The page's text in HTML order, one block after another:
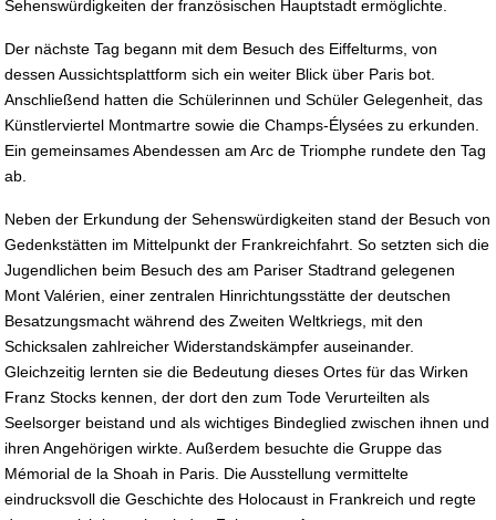
Sehenswürdigkeiten der französischen Hauptstadt ermöglichte.
Der nächste Tag begann mit dem Besuch des Eiffelturms, von
dessen Aussichtsplattform sich ein weiter Blick über Paris bot.
Anschließend hatten die Schülerinnen und Schüler Gelegenheit, das
Künstlerviertel Montmartre sowie die Champs-Élysées zu erkunden.
Ein gemeinsames Abendessen am Arc de Triomphe rundete den Tag
ab.
Neben der Erkundung der Sehenswürdigkeiten stand der Besuch von
Gedenkstätten im Mittelpunkt der Frankreichfahrt. So setzten sich die
Jugendlichen beim Besuch des am Pariser Stadtrand gelegenen
Mont Valérien, einer zentralen Hinrichtungsstätte der deutschen
Besatzungsmacht während des Zweiten Weltkriegs, mit den
Schicksalen zahlreicher Widerstandskämpfer auseinander.
Gleichzeitig lernten sie die Bedeutung dieses Ortes für das Wirken
Franz Stocks kennen, der dort den zum Tode Verurteilten als
Seelsorger beistand und als wichtiges Bindeglied zwischen ihnen und
ihren Angehörigen wirkte. Außerdem besuchte die Gruppe das
Mémorial de la Shoah in Paris. Die Ausstellung vermittelte
eindrucksvoll die Geschichte des Holocaust in Frankreich und regte